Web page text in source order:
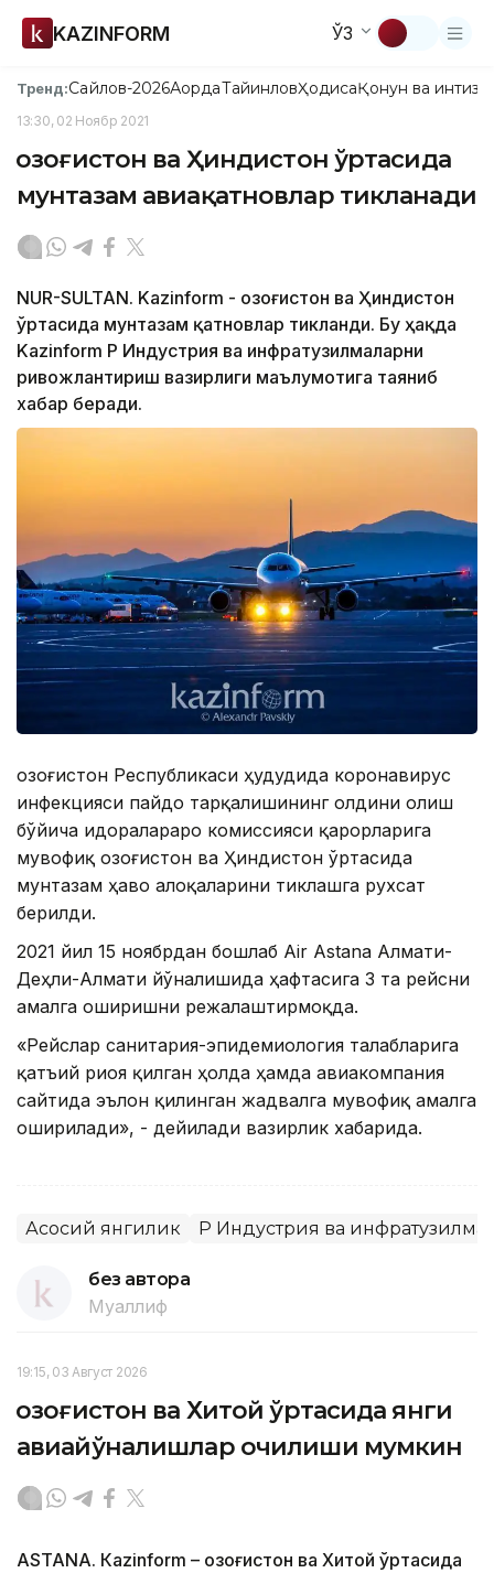
KAZINFORM ЎЗ
Тренд:Сайлов-2026АқордаТайинловҲодисаҚонун ва
13:30, 02 Ноябр 2021
Қозоғистон ва Ҳиндистон ўртасида
мунтазам авиақатновлар тикланади
NUR-SULTAN. Kazinform - Қозоғистон ва Ҳиндистон
ўртасида мунтазам қатновлар тикланди. Бу ҳақда
Kazinform ҚР Индустрия ва инфратузилмаларни
ривожлантириш вазирлиги маълумотига таяниб
хабар беради.
Қозоғистон Республикаси ҳудудида коронавирус
инфекцияси пайдо тарқалишининг олдини олиш
бўйича идоралараро комиссияси қарорларига
мувофиқ Қозоғистон ва Ҳиндистон ўртасида
мунтазам ҳаво алоқаларини тиклашга рухсат
берилди.
2021 йил 15 ноябрдан бошлаб Air Astana Алмати-
Деҳли-Алмати йўналишида ҳафтасига 3 та рейсни
амалга оширишни режалаштирмоқда.
«Рейслар санитария-эпидемиология талабларига
қатъий риоя қилган ҳолда ҳамда авиакомпания
сайтида эълон қилинган жадвалга мувофиқ амалга
оширилади», - дейилади вазирлик хабарида.
Асосий янгилик ҚР Индустрия ва
без автора
Муаллиф
19:15, 03 Август 2026
Қозоғистон ва Хитой ўртасида янги
авиайўналишлар очилиши мумкин
ASTANА. Кazinform – Қозоғистон ва Хитой ўртасида